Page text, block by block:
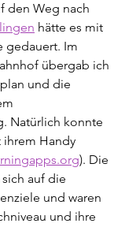
den Weg nach
hätte es mit
gedauert. Im
übergab ich
und die
Natürlich konnte
Handy
). Die
auf die
und waren
und ihre